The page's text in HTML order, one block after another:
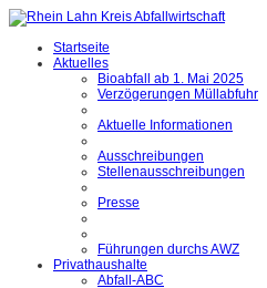
Startseite
Aktuelles
Bioabfall ab 1. Mai 2025
Verzögerungen Müllabfuhr
Aktuelle Informationen
Ausschreibungen
Stellenausschreibungen
Presse
Führungen durchs AWZ
Privathaushalte
Abfall-ABC